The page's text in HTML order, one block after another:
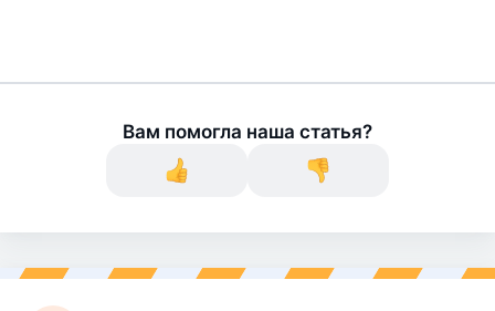
Вам помогла наша статья?